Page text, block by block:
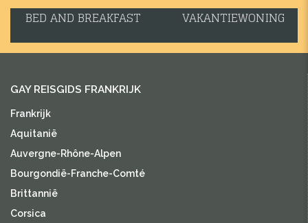
BED AND BREAKFAST VAKANTIEWONING
GAY REISGIDS FRANKRIJK
Frankrijk
Aquitanië
Auvergne-Rhône-Alpen
Bourgondië-Franche-Comté
Brittannië
Corsica